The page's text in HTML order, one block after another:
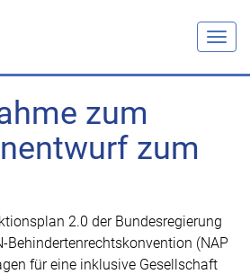
zum
zum
2.0 der Bundesregierung
Behindertenrechtskonvention (NAP
für eine inklusive Gesellschaft